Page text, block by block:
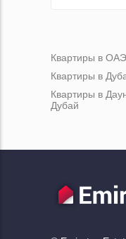
Квартиры в ОАЭ
Квартиры в
Квартиры в
Дубай